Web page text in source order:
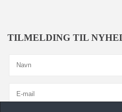
TILMELDING TIL